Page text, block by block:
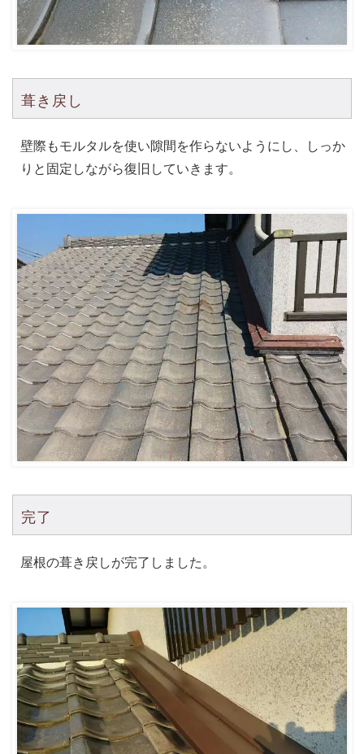
葺き戻し
壁際もモルタルを使い隙間を作らないようにし、しっか
りと固定しながら復旧していきます。
完了
屋根の葺き戻しが完了しました。